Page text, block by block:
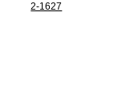
2-1627